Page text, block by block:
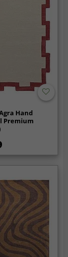
Hand
Premium